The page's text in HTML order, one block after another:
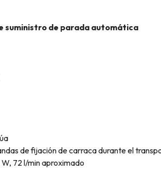
suministro de parada automática
de fijación de carraca durante el
72 l/min aproximado